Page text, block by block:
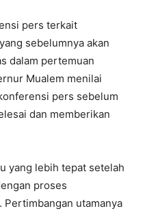
pers terkait
sebelumnya akan
dalam pertemuan
Mualem menilai
pers sebelum
dan memberikan
yang lebih tepat setelah
proses
Pertimbangan utamanya